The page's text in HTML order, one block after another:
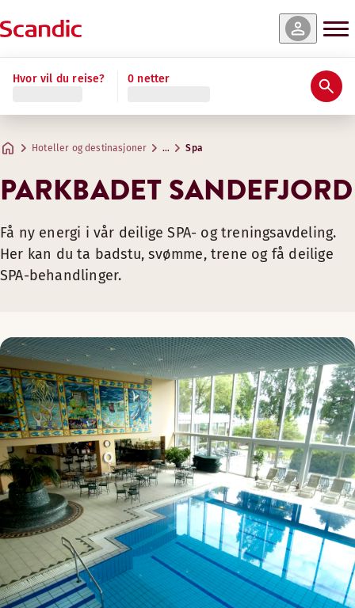
Hvor vil du reise? 0 netter
Hoteller og destinasjoner … Spa
PARKBADET SANDEFJORD
Få ny energi i vår deilige SPA- og treningsavdeling.
Her kan du ta badstu, svømme, trene og få deilige
SPA-behandlinger.